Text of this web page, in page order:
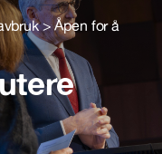
>Åpen for å